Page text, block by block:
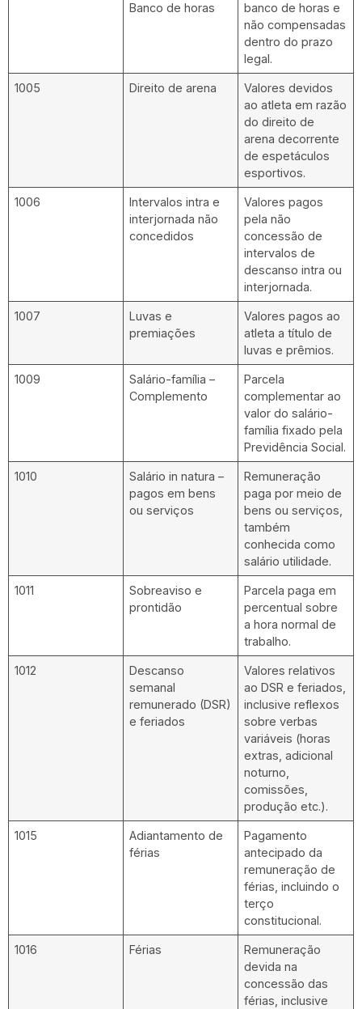
Banco de horas
banco de horas e
não compensadas
dentro do prazo
legal.
1005 Direito de arena
Valores devidos
ao atleta em razão
do direito de
arena decorrente
de espetáculos
esportivos.
1006
Intervalos intra e
interjornada não
concedidos
Valores pagos
pela não
concessão de
intervalos de
descanso intra ou
interjornada.
1007
Luvas e
premiações
Valores pagos ao
atleta a título de
luvas e prêmios.
1009
Salário-família –
Complemento
Parcela
complementar ao
valor do salário-
família fixado pela
Previdência Social.
1010
Salário in natura –
pagos em bens
ou serviços
Remuneração
paga por meio de
bens ou serviços,
também
conhecida como
salário utilidade.
1011
Sobreaviso e
prontidão
Parcela paga em
percentual sobre
a hora normal de
trabalho.
1012
Descanso
semanal
remunerado (DSR)
e feriados
Valores relativos
ao DSR e feriados,
inclusive reflexos
sobre verbas
variáveis (horas
extras, adicional
noturno,
comissões,
produção etc.).
1015
Adiantamento de
férias
Pagamento
antecipado da
remuneração de
férias, incluindo o
terço
constitucional.
1016 Férias
Remuneração
devida na
concessão das
férias, inclusive